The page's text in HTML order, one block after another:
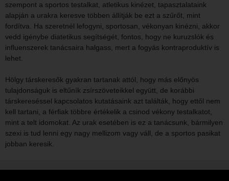
szempont a sportos testalkat, atletikus kinézet, tapasztalataink
alapján a urakra keresve többen állítják be ezt a szűrőt, mint
fordítva. Ha szeretnél lefogyni, sportosan, vékonyan kinézni, akkor
vedd igénybe diatetikus segítségét, fontos, hogy ne kuruzslók és
influenszerek tanácsaira halgass, mert a fogyás kontraproduktív is
lehet.
Hölgy társkeresők gyakran tartanak attól, hogy más előnyös
tulajdonságuk is eltűník zsírszöveteikkel együtt, de korábbi
társkereséssel kapcsolatos kutatásaink azt találták, hogy ettől nem
kell tartani, a férfiak többre értékelik a csinod vékony testalkatot,
mint a telt idomokat. Az urak esetében is ez a tanácsunk, bármilyen
szexi is tud lenni egy nagy mellizom vagy váll, de a sportos pasikat
jobban keresik.